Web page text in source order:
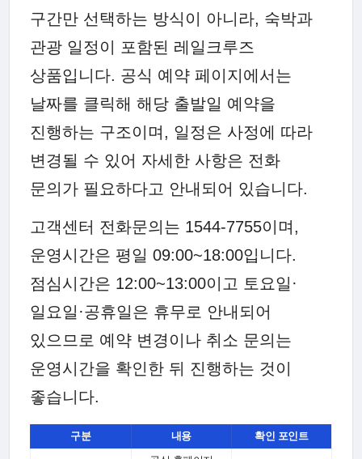
구간만 선택하는 방식이 아니라, 숙박과
관광 일정이 포함된 레일크루즈
상품입니다. 공식 예약 페이지에서는
날짜를 클릭해 해당 출발일 예약을
진행하는 구조이며, 일정은 사정에 따라
변경될 수 있어 자세한 사항은 전화
문의가 필요하다고 안내되어 있습니다.
고객센터 전화문의는 1544-7755이며,
운영시간은 평일 09:00~18:00입니다.
점심시간은 12:00~13:00이고 토요일·
일요일·공휴일은 휴무로 안내되어
있으므로 예약 변경이나 취소 문의는
운영시간을 확인한 뒤 진행하는 것이
좋습니다.
구분 내용 확인 포인트